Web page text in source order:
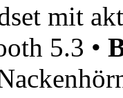
mit
5.3 •